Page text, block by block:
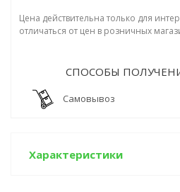
Цена действительна только для
отличаться от цен в розничных
СПОСОБЫ
Самовывоз
Характеристики